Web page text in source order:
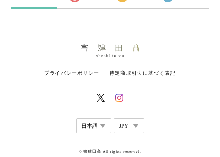
プライバシーポリシー 特定商取引法に基づく表記
© 書肆田高 All rights reserved.